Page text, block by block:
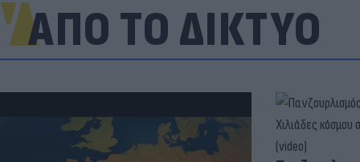
ΑΠΟ ΤΟ ΔΙΚΤΥΟ